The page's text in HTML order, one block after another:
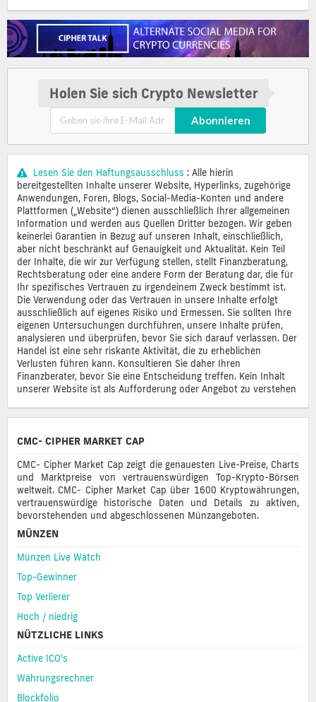
Holen Sie sich Crypto Newsletter
Abonnieren
Lesen Sie den Haftungsausschluss : Alle hierin
bereitgestellten Inhalte unserer Website, Hyperlinks, zugehörige
Anwendungen, Foren, Blogs, Social-Media-Konten und andere
Plattformen („Website“) dienen ausschließlich Ihrer allgemeinen
Information und werden aus Quellen Dritter bezogen. Wir geben
keinerlei Garantien in Bezug auf unseren Inhalt, einschließlich,
aber nicht beschränkt auf Genauigkeit und Aktualität. Kein Teil
der Inhalte, die wir zur Verfügung stellen, stellt Finanzberatung,
Rechtsberatung oder eine andere Form der Beratung dar, die für
Ihr spezifisches Vertrauen zu irgendeinem Zweck bestimmt ist.
Die Verwendung oder das Vertrauen in unsere Inhalte erfolgt
ausschließlich auf eigenes Risiko und Ermessen. Sie sollten Ihre
eigenen Untersuchungen durchführen, unsere Inhalte prüfen,
analysieren und überprüfen, bevor Sie sich darauf verlassen. Der
Handel ist eine sehr riskante Aktivität, die zu erheblichen
Verlusten führen kann. Konsultieren Sie daher Ihren
Finanzberater, bevor Sie eine Entscheidung treffen. Kein Inhalt
unserer Website ist als Aufforderung oder Angebot zu verstehen
CMC- CIPHER MARKET CAP
CMC- Cipher Market Cap zeigt die genauesten Live-Preise, Charts
und Marktpreise von vertrauenswürdigen Top-Krypto-Börsen
weltweit. CMC- Cipher Market Cap über 1600 Kryptowährungen,
vertrauenswürdige historische Daten und Details zu aktiven,
bevorstehenden und abgeschlossenen Münzangeboten.
MÜNZEN
Münzen Live Watch
Top-Gewinner
Top Verlierer
Hoch / niedrig
NÜTZLICHE LINKS
Active ICO's
Währungsrechner
Blockfolio